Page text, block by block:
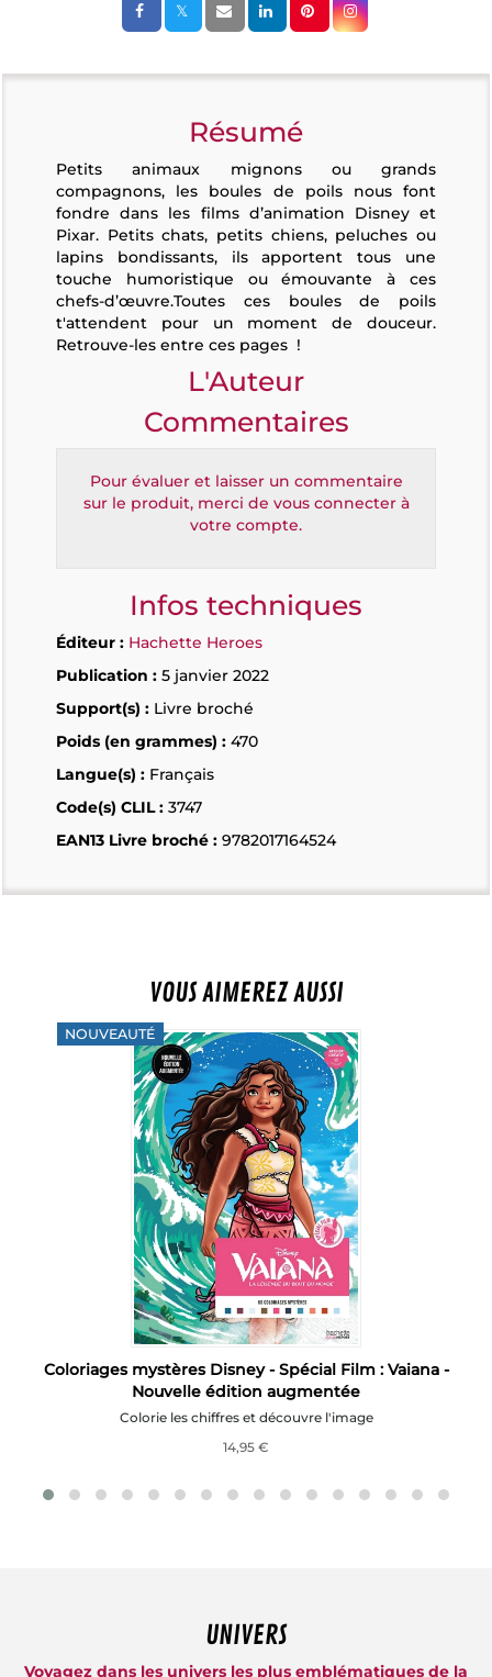
Résumé
Petits animaux mignons ou grands
compagnons, les boules de poils nous font
fondre dans les films d’animation Disney et
Pixar. Petits chats, petits chiens, peluches ou
lapins bondissants, ils apportent tous une
touche humoristique ou émouvante à ces
chefs-d’œuvre.Toutes ces boules de poils
t'attendent pour un moment de douceur.
Retrouve-les entre ces pages !
L'Auteur
Commentaires
Pour évaluer et laisser un commentaire
sur le produit, merci de vous connecter à
votre compte.
Infos techniques
Éditeur : Hachette Heroes
Publication : 5 janvier 2022
Support(s) : Livre broché
Poids (en grammes) : 470
Langue(s) : Français
Code(s) CLIL : 3747
EAN13 Livre broché : 9782017164524
VOUS AIMEREZ AUSSI
NOUVEAUTÉ
Coloriages mystères Disney - Spécial Film : Vaiana -
Nouvelle édition augmentée
Colorie les chiffres et découvre l'image
14,95 €
UNIVERS
Voyagez dans les univers les plus emblématiques de la